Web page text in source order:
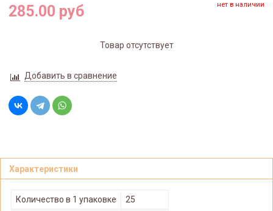
285.00 руб нет в наличии
Товар отсутствует
Добавить в сравнение
Характеристики
Количество в 1 упаковке
25